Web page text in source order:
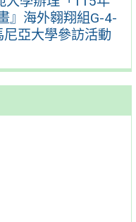
』海外翱翔組G-4-
亞大學參訪活動